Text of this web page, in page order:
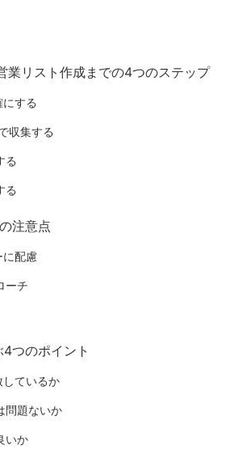
業リスト作成までの4つのステップ
する
収集する
る
る
注意点
に配慮
ーチ
つのポイント
しているか
問題ないか
いか